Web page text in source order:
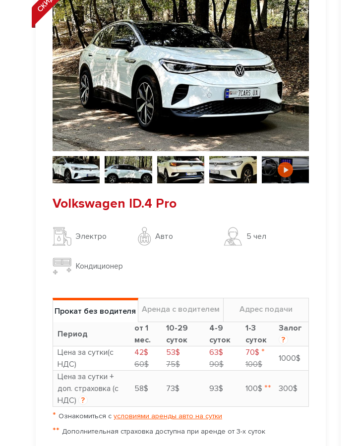
Volkswagen ID.4 Pro
Электро Авто 5 чел
Кондиционер
Прокат без водителя Аренда с водителем Адрес подачи
Период
от 1
мес.
10-29
суток
4-9
суток
1-3
суток
Залог
?
Цена за сутки(с
НДС)
42$
60$
53$
75$
63$
90$
70$ *
100$
1000$
Цена за сутки +
доп. страховка (с
НДС) ?
58$ 73$ 93$ 100$ ** 300$
* Ознакомиться с условиями аренды авто на сутки
** Дополнительная страховка доступна при аренде от 3-х суток